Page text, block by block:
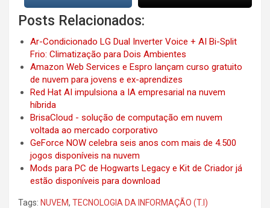
Posts Relacionados:
Ar-Condicionado LG Dual Inverter Voice + AI Bi-Split
Frio: Climatização para Dois Ambientes
Amazon Web Services e Espro lançam curso gratuito
de nuvem para jovens e ex-aprendizes
Red Hat AI impulsiona a IA empresarial na nuvem
híbrida
BrisaCloud - solução de computação em nuvem
voltada ao mercado corporativo
GeForce NOW celebra seis anos com mais de 4.500
jogos disponíveis na nuvem
Mods para PC de Hogwarts Legacy e Kit de Criador já
estão disponíveis para download
Tags: NUVEM, TECNOLOGIA DA INFORMAÇÃO (T.I)